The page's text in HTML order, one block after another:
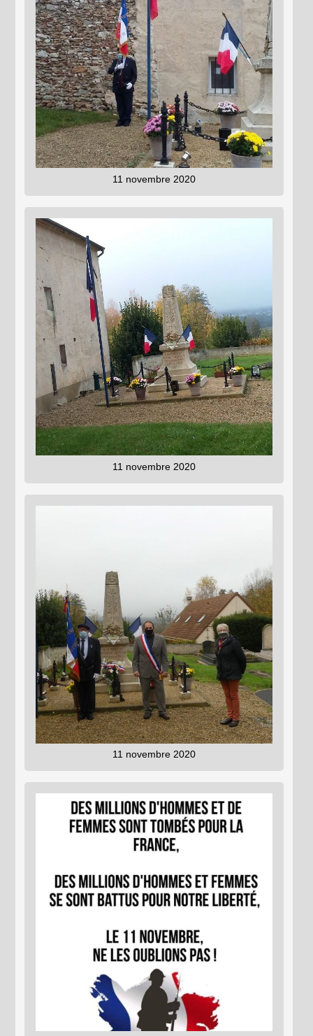
11 novembre 2020
11 novembre 2020
11 novembre 2020